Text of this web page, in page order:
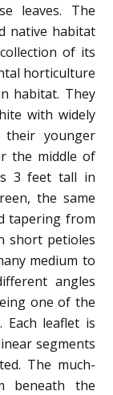
leaves. The
native habitat
of its
horticulture.
habitat. They
with widely
their younger
the middle of
3 feet tall in
the same
tapering from
short petioles
medium to
angles
one of the
Each leaflet is
segments
The much-
beneath the